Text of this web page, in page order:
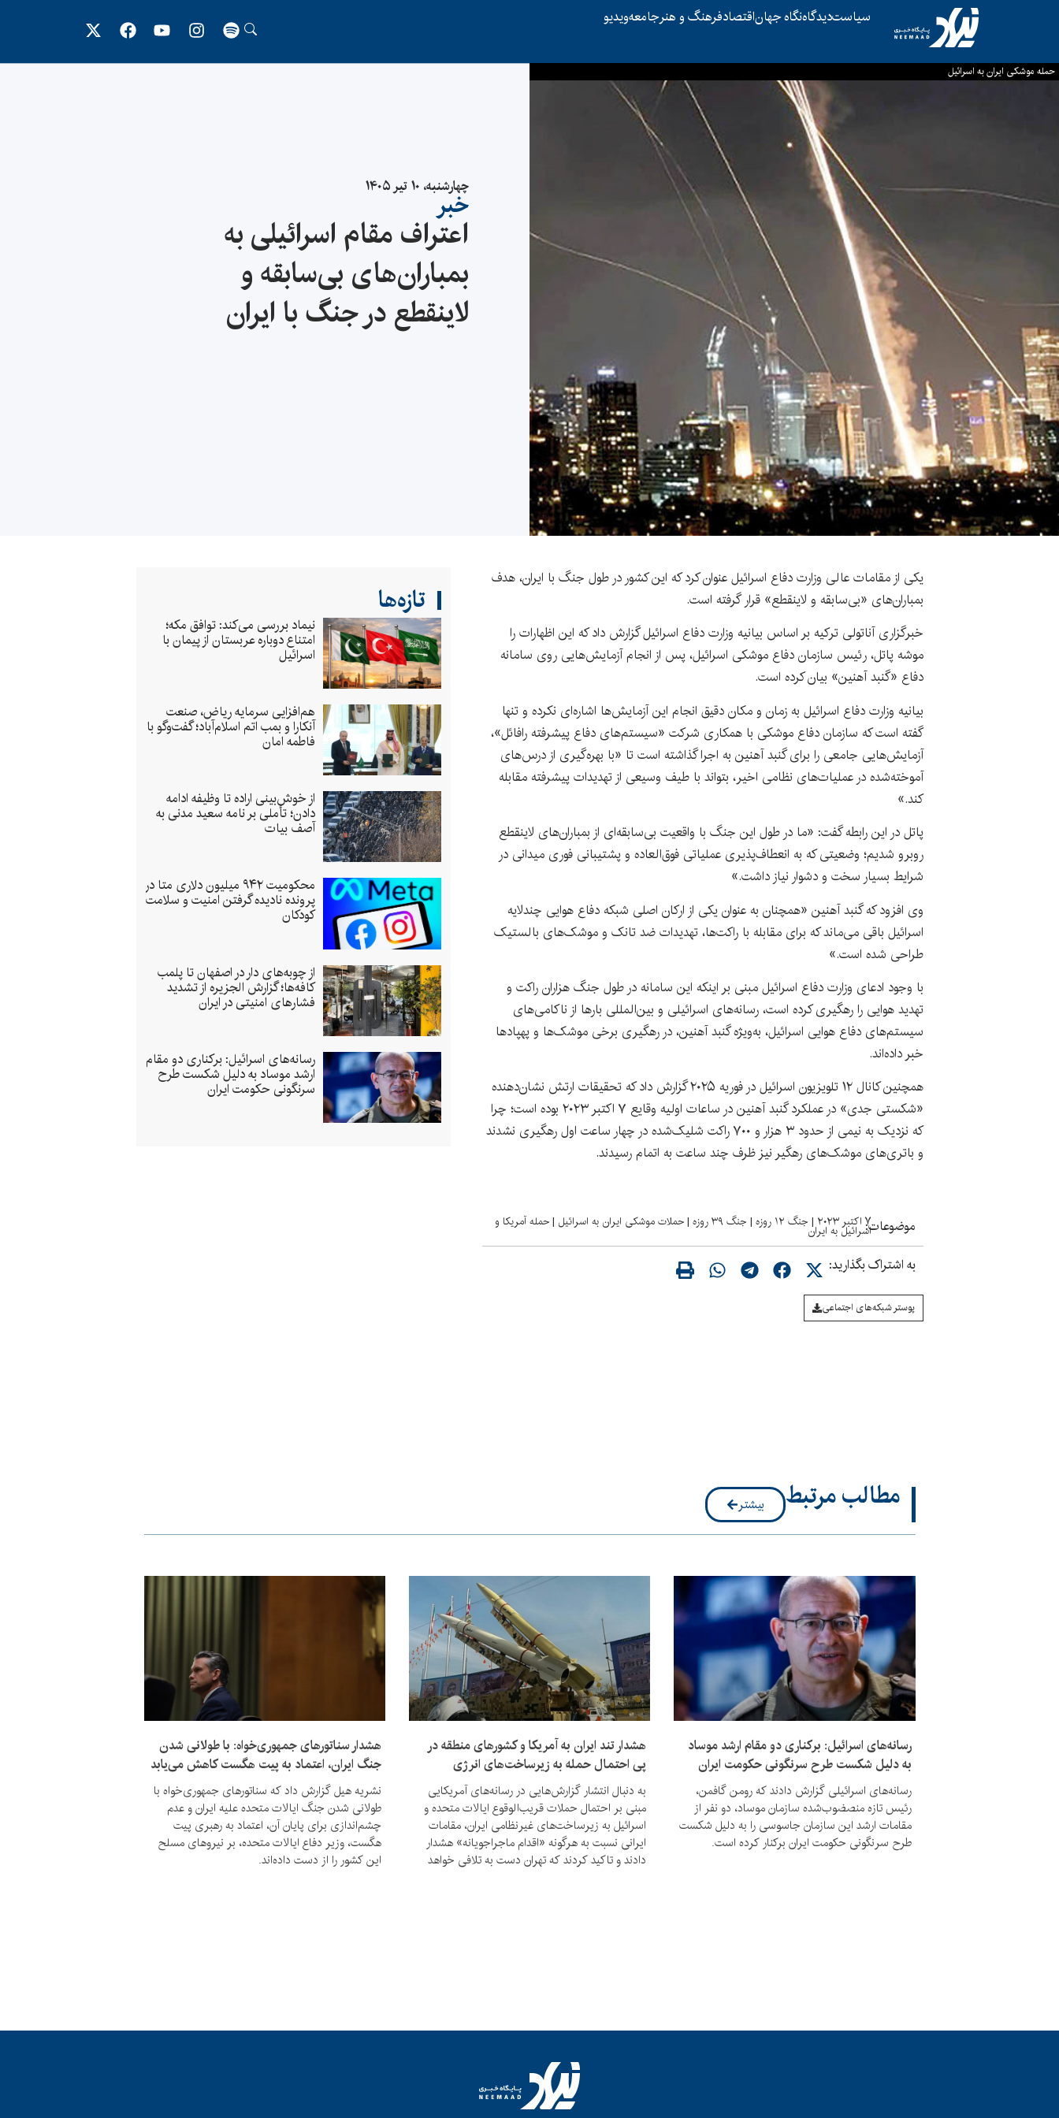
سیاستدیدگاهنگاه جهاناقتصادفرهنگ و هنرجامعهویدیو
چهارشنبه، ۱۰ تیر ۱۴۰۵
خبر
اعتراف مقام اسرائیلی به
بمباران‌های بی‌سابقه و
لاینقطع در جنگ با ایران
حمله موشکی ایران به اسرائیل
یکی از مقامات عالی وزارت دفاع اسرائیل عنوان کرد که این کشور در طول جنگ با ایران، هدف
بمباران‌های «بی‌سابقه و لاینقطع» قرار گرفته است.
خبرگزاری آناتولی ترکیه بر اساس بیانیه وزارت دفاع اسرائیل گزارش داد که این اظهارات را
موشه پاتل، رئیس سازمان دفاع موشکی اسرائیل، پس از انجام آزمایش‌هایی روی سامانه
دفاع «گنبد آهنین» بیان کرده است.
بیانیه وزارت دفاع اسرائیل به زمان و مکان دقیق انجام این آزمایش‌ها اشاره‌ای نکرده و تنها
گفته است که سازمان دفاع موشکی با همکاری شرکت «سیستم‌های دفاع پیشرفته رافائل»،
آزمایش‌هایی جامعی را برای گنبد آهنین به اجرا گذاشته است تا «با بهره‌گیری از درس‌های
آموخته‌شده در عملیات‌های نظامی اخیر، بتواند با طیف وسیعی از تهدیدات پیشرفته مقابله
کند.»
پاتل در این رابطه گفت: «ما در طول این جنگ با واقعیت بی‌سابقه‌ای از بمباران‌های لاینقطع
روبرو شدیم؛ وضعیتی که به انعطاف‌پذیری عملیاتی فوق‌العاده و پشتیبانی فوری میدانی در
شرایط بسیار سخت و دشوار نیاز داشت.»
وی افزود که گنبد آهنین «همچنان به عنوان یکی از ارکان اصلی شبکه دفاع هوایی چندلایه
اسرائیل باقی می‌ماند که برای مقابله با راکت‌ها، تهدیدات ضد تانک و موشک‌های بالستیک
طراحی شده است.»
با وجود ادعای وزارت دفاع اسرائیل مبنی بر اینکه این سامانه در طول جنگ هزاران راکت و
تهدید هوایی را رهگیری کرده است، رسانه‌های اسرائیلی و بین‌المللی بارها از ناکامی‌های
سیستم‌های دفاع هوایی اسرائیل، به‌ویژه گنبد آهنین، در رهگیری برخی موشک‌ها و پهپادها
خبر داده‌اند.
همچنین کانال ۱۲ تلویزیون اسرائیل در فوریه ۲۰۲۵ گزارش داد که تحقیقات ارتش نشان‌دهنده
«شکستی جدی» در عملکرد گنبد آهنین در ساعات اولیه وقایع ۷ اکتبر ۲۰۲۳ بوده است؛ چرا
که نزدیک به نیمی از حدود ۳ هزار و ۷۰۰ راکت شلیک‌شده در چهار ساعت اول رهگیری نشدند
و باتری‌های موشک‌های رهگیر نیز ظرف چند ساعت به اتمام رسیدند.
موضوعات:
۷ اکتبر ۲۰۲۳ | جنگ ۱۲ روزه | جنگ ۳۹ روزه |حملات موشکی ایران به اسرائیل |حمله آمریکا و
اسرائیل به ایران
به اشتراک بگذارید:
پوستر شبکه‌های اجتماعی
تازه‌ها
نیماد بررسی می‌کند: توافق مکه؛
امتناع دوباره عربستان از پیمان با
اسرائیل
هم‌افزایی سرمایه ریاض، صنعت
آنکارا و بمب اتم اسلام‌آباد؛ گفت‌وگو با
فاطمه امان
از خوش‌بینی اراده تا وظیفه‌ ادامه‌
دادن؛ تأملی بر نامه سعید مدنی به
آصف بیات
محکومیت ۹۴۲ میلیون دلاری متا در
پرونده نادیده گرفتن امنیت و سلامت
کودکان
از چوبه‌های دار در اصفهان تا پلمب
کافه‌ها؛ گزارش الجزیره از تشدید
فشارهای امنیتی در ایران
رسانه‌های اسرائیل: برکناری دو مقام
ارشد موساد به دلیل شکست طرح
سرنگونی حکومت ایران
مطالب مرتبط بیشتر
رسانه‌های اسرائیل: برکناری دو مقام ارشد موساد
به دلیل شکست طرح سرنگونی حکومت ایران
رسانه‌های اسرائیلی گزارش دادند که رومن گافمن،
رئیس تازه منصضوب‌شده سازمان موساد، دو نفر از
مقامات ارشد این سازمان جاسوسی را به دلیل شکست
طرح سرنگونی حکومت ایران برکنار کرده است.
هشدار تند ایران به آمریکا و کشورهای منطقه در
پی احتمال حمله به زیرساخت‌های انرژی
به دنبال انتشار گزارش‌هایی در رسانه‌های آمریکایی
مبنی بر احتمال حملات قریب‌الوقوع ایالات متحده و
اسرائیل به زیرساخت‌های غیرنظامی ایران، مقامات
ایرانی نسبت به هرگونه «اقدام ماجراجویانه» هشدار
دادند و تاکید کردند که تهران دست به تلافی خواهد
هشدار سناتورهای جمهوری‌خواه: با طولانی شدن
جنگ ایران، اعتماد به پیت هگست کاهش می‌یابد
نشریه هیل گزارش داد که سناتورهای جمهوری‌خواه با
طولانی شدن جنگ ایالات متحده علیه ایران و عدم
چشم‌اندازی برای پایان آن، اعتماد به رهبری پیت
هگست، وزیر دفاع ایالات متحده، بر نیروهای مسلح
این کشور را از دست داده‌اند.